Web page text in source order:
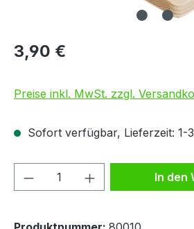
3,90 €
Preise inkl. MwSt. zzgl.
Sofort verfügbar, Lieferzeit: 1-
Produkt Anzahl: GibIn den